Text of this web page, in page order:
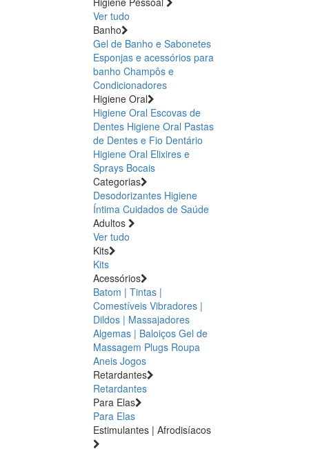
Ver tudo
Banho
Gel de Banho e Sabonetes
Esponjas e acessórios para
banho Champôs e
Condicionadores
Higiene Oral
Higiene Oral Escovas de
Dentes Higiene Oral Pastas
de Dentes e Fio Dentário
Higiene Oral Elixires e
Sprays Bocais
Categorias
Desodorizantes Higiene
Íntima Cuidados de Saúde
Adultos
Ver tudo
Kits
Kits
Acessórios
Batom | Tintas |
Comestíveis Vibradores |
Dildos | Massajadores
Algemas | Baloiços Gel de
Massagem Plugs Roupa
Aneis Jogos
Retardantes
Retardantes
Para Elas
Para Elas
Estimulantes | Afrodisíacos